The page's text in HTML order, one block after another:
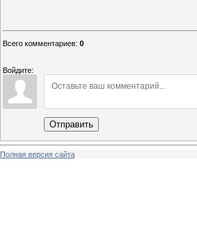
Всего комментариев: 0
Войдите:
Отправить
Полная версия сайта